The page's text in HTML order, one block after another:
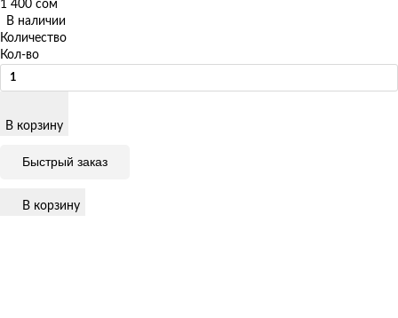
1 400 сом
В наличии
Количество
Кол-во
В корзину
Быстрый заказ
В корзину